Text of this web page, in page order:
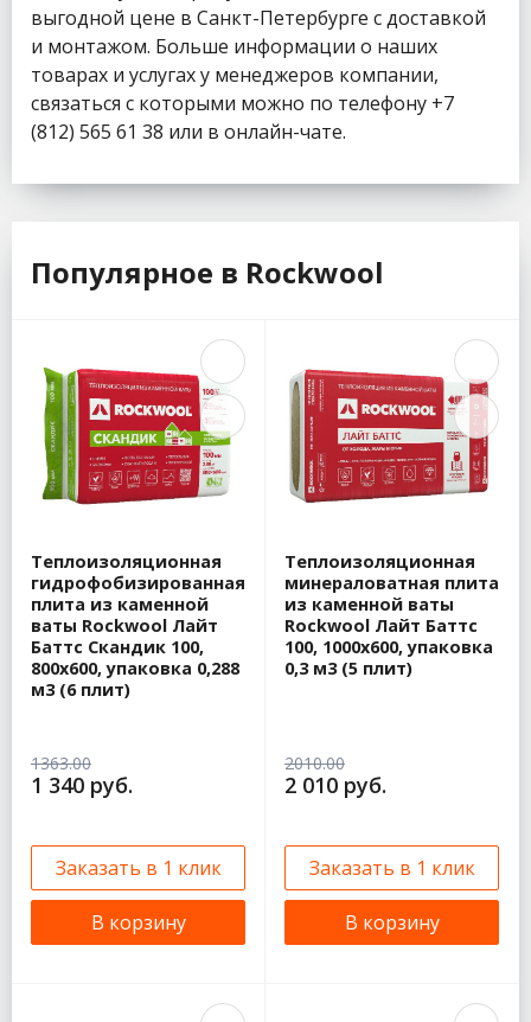
выгодной цене в Санкт-Петербурге с доставкой
и монтажом. Больше информации о наших
товарах и услугах у менеджеров компании,
связаться с которыми можно по телефону +7
(812) 565 61 38 или в онлайн-чате.
Популярное в Rockwool
Теплоизоляционная
гидрофобизированная
плита из каменной
ваты Rockwool Лайт
Баттс Скандик 100,
800х600, упаковка 0,288
м3 (6 плит)
1363.00
1 340 руб.
Заказать в 1 клик
В корзину
Теплоизоляционная
минераловатная плита
из каменной ваты
Rockwool Лайт Баттс
100, 1000х600, упаковка
0,3 м3 (5 плит)
2010.00
2 010 руб.
Заказать в 1 клик
В корзину